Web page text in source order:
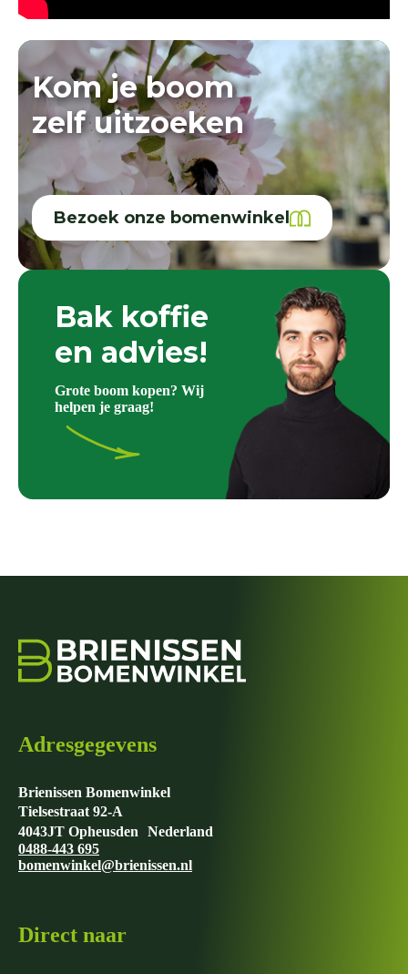
Kom je boom
zelf uitzoeken
Bezoek onze bomenwinkel
Bak koffie
en advies!
Grote boom kopen? Wij
helpen je graag!
Adresgegevens
Brienissen Bomenwinkel
Tielsestraat 92-A
4043JT Opheusden Nederland
0488-443 695
bomenwinkel@brienissen.nl
Direct naar